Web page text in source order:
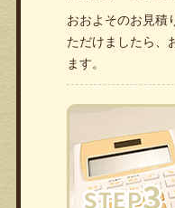
おおよそのお見積
ただけましたら、
ます。